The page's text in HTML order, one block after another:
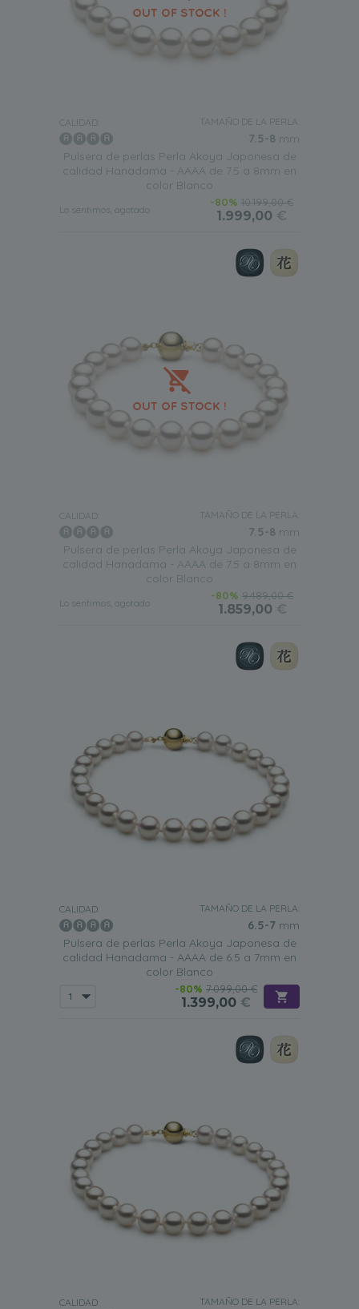
CALIDAD: TAMAÑO DE LA PERLA:
7.5-8 mm
Pulsera de perlas Perla Akoya Japonesa de
calidad Hanadama - AAAA de 7.5 a 8mm en
color Blanco
Lo sentimos, agotado
-80% 10.199,00 €
1.999,00 €
CALIDAD: TAMAÑO DE LA PERLA:
7.5-8 mm
Pulsera de perlas Perla Akoya Japonesa de
calidad Hanadama - AAAA de 7.5 a 8mm en
color Blanco
Lo sentimos, agotado
-80% 9.489,00 €
1.859,00 €
CALIDAD: TAMAÑO DE LA PERLA:
6.5-7 mm
Pulsera de perlas Perla Akoya Japonesa de
calidad Hanadama - AAAA de 6.5 a 7mm en
color Blanco
-80% 7.099,00 €
1.399,00 €
CALIDAD: TAMAÑO DE LA PERLA: